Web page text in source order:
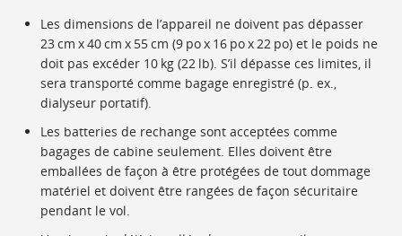
Les dimensions de l’appareil ne doivent pas dépasser
23 cm x 40 cm x 55 cm (9 po x 16 po x 22 po) et le poids ne
doit pas excéder 10 kg (22 lb). S’il dépasse ces limites, il
sera transporté comme bagage enregistré (p. ex.,
dialyseur portatif).
Les batteries de rechange sont acceptées comme
bagages de cabine seulement. Elles doivent être
emballées de façon à être protégées de tout dommage
matériel et doivent être rangées de façon sécuritaire
pendant le vol.